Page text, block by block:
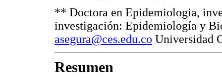
** Doctora en Epidemiologia,
investigación: Epidemiología y
asegura@ces.edu.co Universidad
Resumen